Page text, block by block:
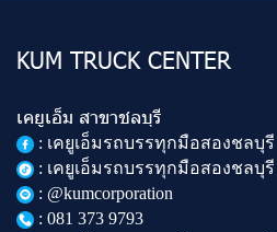
KUM TRUCK CENTER
เคยูเอ็ม สาขาชลบุรี
: เคยูเอ็มรถบรรทุกมือสองชลบุรี
: เคยูเอ็มรถบรรทุกมือสองชลบุรี
: @kumcorporation
: 081 373 9793